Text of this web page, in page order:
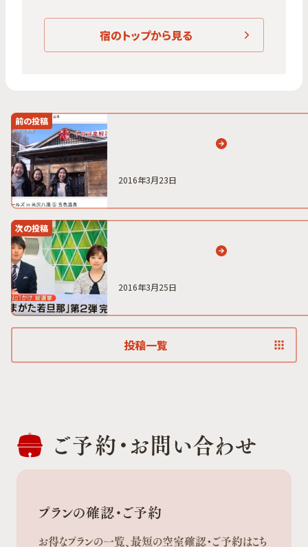
宿のトップから見る
前の投稿
2016年3月23日
次の投稿
2016年3月25日
投稿一覧
ご予約・お問い合わせ
プランの確認・ご予約
お得なプランの一覧、最短の空室確認・ご予約はこち